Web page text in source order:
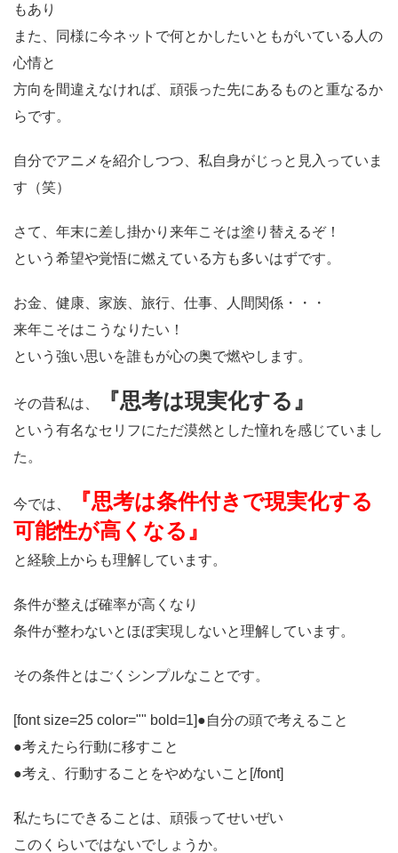
もあり
また、同様に今ネットで何とかしたいともがいている人の
心情と
方向を間違えなければ、頑張った先にあるものと重なるか
らです。
自分でアニメを紹介しつつ、私自身がじっと見入っていま
す（笑）
さて、年末に差し掛かり来年こそは塗り替えるぞ！
という希望や覚悟に燃えている方も多いはずです。
お金、健康、家族、旅行、仕事、人間関係・・・
来年こそはこうなりたい！
という強い思いを誰もが心の奥で燃やします。
その昔私は、 『思考は現実化する』
という有名なセリフにただ漠然とした憧れを感じていまし
た。
今では、
『思考は条件付きで現実化する
可能性が高くなる』
と経験上からも理解しています。
条件が整えば確率が高くなり
条件が整わないとほぼ実現しないと理解しています。
その条件とはごくシンプルなことです。
[font size=25 color="" bold=1]●自分の頭で考えること
●考えたら行動に移すこと
●考え、行動することをやめないこと[/font]
私たちにできることは、頑張ってせいぜい
このくらいではないでしょうか。